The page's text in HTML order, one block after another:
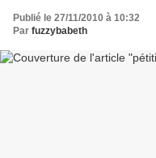
Publié le 27/11/2010 à 10:32
Par fuzzybabeth